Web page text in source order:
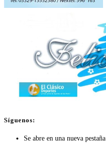
Síguenos:
Se abre en una nueva pestaña